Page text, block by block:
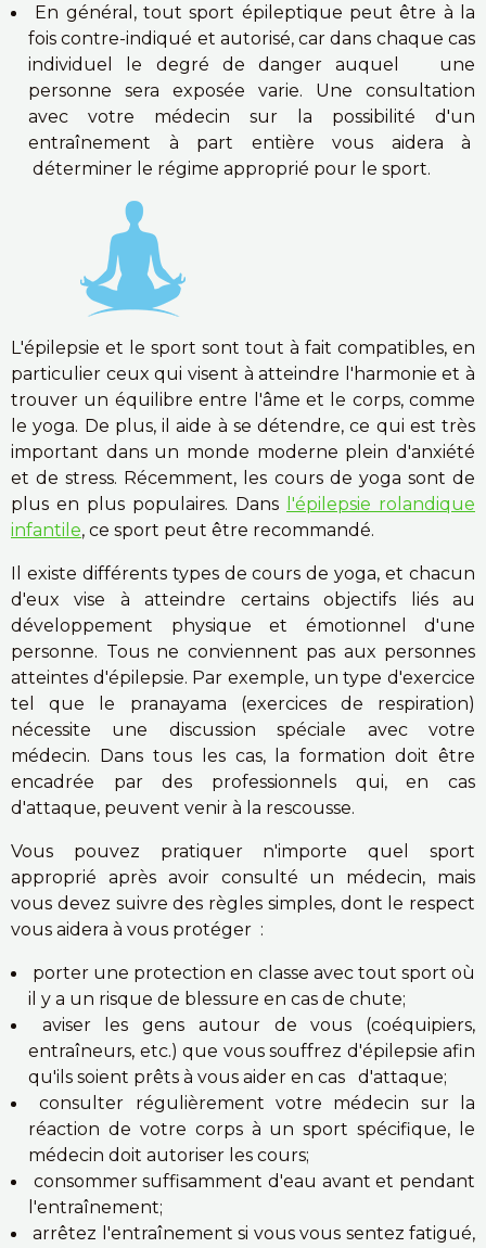
En général, tout sport épileptique peut être à la
fois contre-indiqué et autorisé, car dans chaque cas
individuel le degré de danger auquel une
personne sera exposée varie. Une consultation
avec votre médecin sur la possibilité d'un
entraînement à part entière vous aidera à
déterminer le régime approprié pour le sport.
L'épilepsie et le sport sont tout à fait compatibles, en
particulier ceux qui visent à atteindre l'harmonie et à
trouver un équilibre entre l'âme et le corps, comme
le yoga. De plus, il aide à se détendre, ce qui est très
important dans un monde moderne plein d'anxiété
et de stress. Récemment, les cours de yoga sont de
plus en plus populaires. Dans
l'épilepsie rolandique
infantile, ce sport peut être recommandé.
Il existe différents types de cours de yoga, et chacun
d'eux vise à atteindre certains objectifs liés au
développement physique et émotionnel d'une
personne. Tous ne conviennent pas aux personnes
atteintes d'épilepsie. Par exemple, un type d'exercice
tel que le pranayama (exercices de respiration)
nécessite une discussion spéciale avec votre
médecin. Dans tous les cas, la formation doit être
encadrée par des professionnels qui, en cas
d'attaque, peuvent venir à la rescousse.
Vous pouvez pratiquer n'importe quel sport
approprié après avoir consulté un médecin, mais
vous devez suivre des règles simples, dont le respect
vous aidera à vous protéger :
porter une protection en classe avec tout sport où
il y a un risque de blessure en cas de chute;
aviser les gens autour de vous (coéquipiers,
entraîneurs, etc.) que vous souffrez d'épilepsie afin
qu'ils soient prêts à vous aider en cas d'attaque;
consulter régulièrement votre médecin sur la
réaction de votre corps à un sport spécifique, le
médecin doit autoriser les cours;
consommer suffisamment d'eau avant et pendant
l'entraînement;
arrêtez l'entraînement si vous vous sentez fatigué,